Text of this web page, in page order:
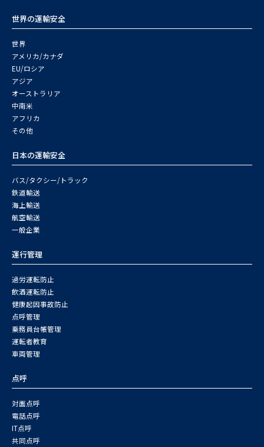
世界の運輸安全
世界
アメリカ/カナダ
EU/ロシア
アジア
オーストラリア
中南米
アフリカ
その他
日本の運輸安全
バス/タクシー/トラック
鉄道輸送
海上輸送
航空輸送
一般企業
運行管理
過労運転防止
飲酒運転防止
健康起因事故防止
点呼管理
乗務員台帳管理
運転者教育
車両管理
点呼
対面点呼
電話点呼
IT点呼
共同点呼